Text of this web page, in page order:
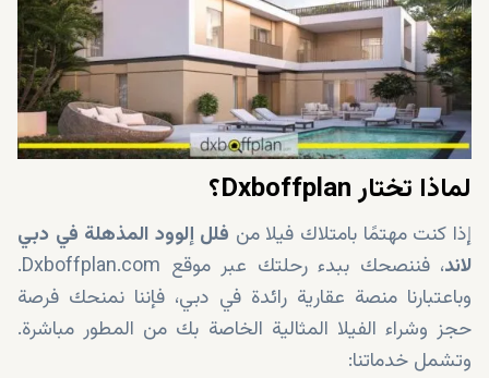
لماذا تختار Dxboffplan؟
إذا كنت مهتمًا بامتلاك فيلا من فلل إلوود المذهلة في دبي
لاند
، فننصحك ببدء رحلتك عبر موقع Dxboffplan.com.
وباعتبارنا منصة عقارية رائدة في دبي، فإننا نمنحك فرصة
حجز وشراء الفيلا المثالية الخاصة بك من المطور مباشرة.
وتشمل خدماتنا: